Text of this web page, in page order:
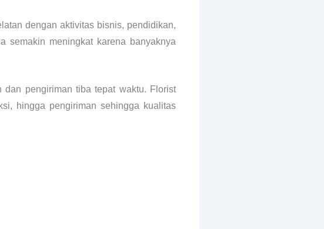
dengan aktivitas bisnis, pendidikan,
semakin meningkat karena banyaknya
pengiriman tiba tepat waktu. Florist
hingga pengiriman sehingga kualitas